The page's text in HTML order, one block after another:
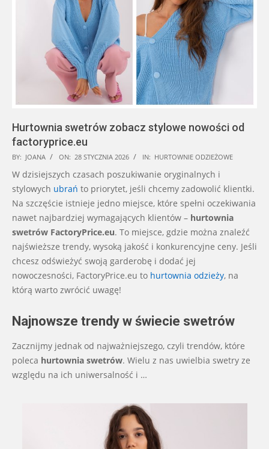
Hurtownia swetrów zobacz stylowe nowości od
factoryprice.eu
2026-
01-
28
BY: JOANA ON: 28 STYCZNIA 2026 IN: HURTOWNIE ODZIEŻOWE
W dzisiejszych czasach poszukiwanie oryginalnych i
stylowych ubrań to priorytet, jeśli chcemy zadowolić klientki.
Na szczęście istnieje jedno miejsce, które spełni oczekiwania
nawet najbardziej wymagających klientów – hurtownia
swetrów FactoryPrice.eu. To miejsce, gdzie można znaleźć
najświeższe trendy, wysoką jakość i konkurencyjne ceny. Jeśli
chcesz odświeżyć swoją garderobę i dodać jej
nowoczesności, FactoryPrice.eu to hurtownia odzieży, na
którą warto zwrócić uwagę!
Najnowsze trendy w świecie swetrów
Zacznijmy jednak od najważniejszego, czyli trendów, które
poleca hurtownia swetrów. Wielu z nas uwielbia swetry ze
względu na ich uniwersalność i …